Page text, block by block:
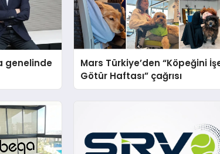
genelinde
Mars Türkiye’den “Köpeğini
Götür Haftası” çağrısı